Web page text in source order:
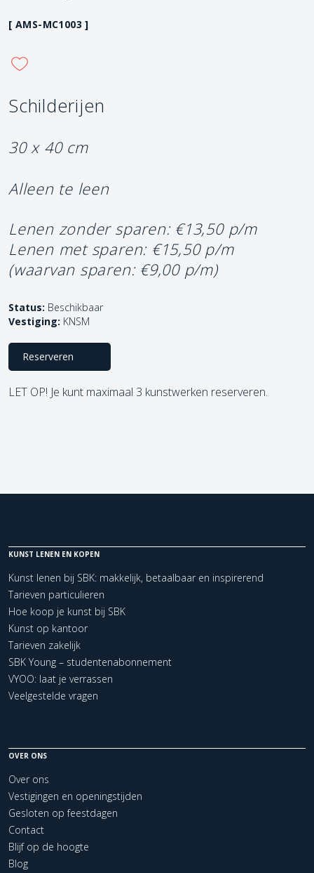
[ AMS-MC1003 ]
Schilderijen
30 x 40 cm
Alleen te leen
Lenen zonder sparen: €13,50 p/m
Lenen met sparen: €15,50 p/m
(waarvan sparen: €9,00 p/m)
Status: Beschikbaar
Vestiging: KNSM
Reserveren
LET OP! Je kunt maximaal 3 kunstwerken reserveren.
KUNST LENEN EN KOPEN
Kunst lenen bij SBK: makkelijk, betaalbaar en inspirerend
Tarieven particulieren
Hoe koop je kunst bij SBK
Kunst op kantoor
Tarieven zakelijk
SBK Young – studentenabonnement
VYOO: laat je verrassen
Veelgestelde vragen
OVER ONS
Over ons
Vestigingen en openingstijden
Gesloten op feestdagen
Contact
Blijf op de hoogte
Blog